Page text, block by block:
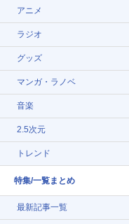
アニメ
ラジオ
グッズ
マンガ・ラノベ
音楽
2.5次元
トレンド
特集/一覧まとめ
最新記事一覧